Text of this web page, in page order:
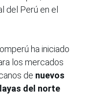
del Perú en el
ha iniciado
los mercados
de nuevos
del norte